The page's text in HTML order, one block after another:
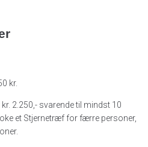
kr.
2.250,- svarende til mindst 10
et Stjernetræf for færre personer,